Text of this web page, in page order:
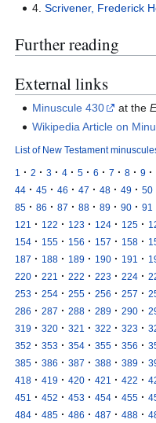
4.Scrivener, Frederick
Further reading
External links
Minuscule 430 at the
Wikipedia Article on
List of New Testament
1 · 2 · 3 · 4 · 5 · 6 · 7 · 8 · 9 ·
44 · 45 · 46 · 47 · 48 · 49 · 50
85 · 86 · 87 · 88 · 89 · 90 · 91
121 · 122 · 123 · 124 · 125 ·
154 · 155 · 156 · 157 · 158 ·
187 · 188 · 189 · 190 · 191 ·
220 · 221 · 222 · 223 · 224 ·
253 · 254 · 255 · 256 · 257 ·
286 · 287 · 288 · 289 · 290 ·
319 · 320 · 321 · 322 · 323 ·
352 · 353 · 354 · 355 · 356 ·
385 · 386 · 387 · 388 · 389 ·
418 · 419 · 420 · 421 · 422 ·
451 · 452 · 453 · 454 · 455 ·
484 · 485 · 486 · 487 · 488 ·